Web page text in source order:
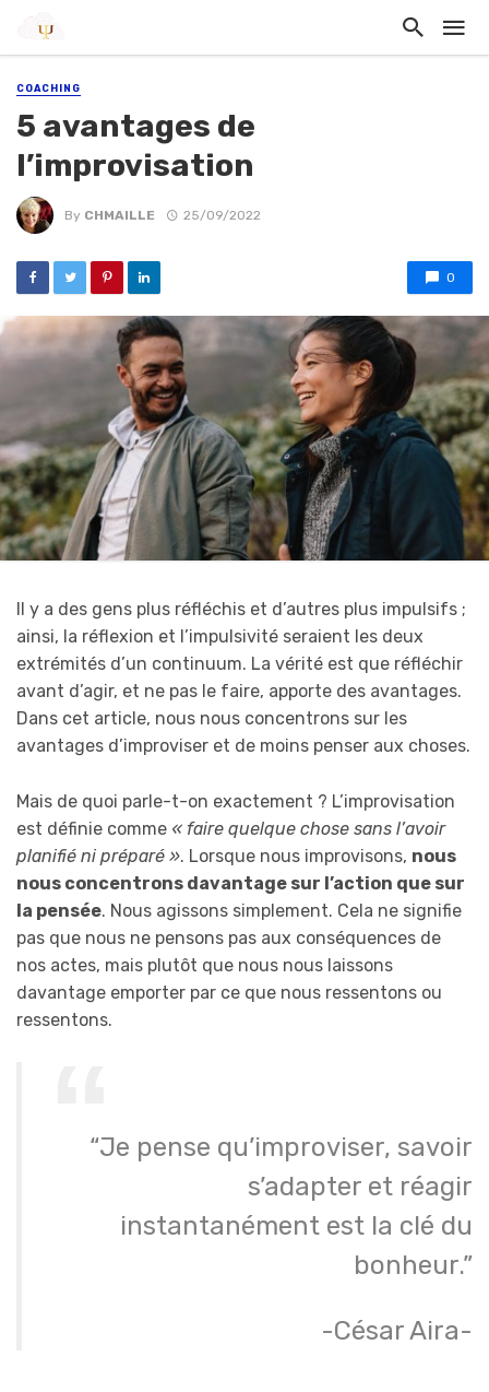
COACHING
5 avantages de
l’improvisation
By CHMAILLE 25/09/2022
0
Il y a des gens plus réfléchis et d’autres plus impulsifs ;
ainsi, la réflexion et l’impulsivité seraient les deux
extrémités d’un continuum. La vérité est que réfléchir
avant d’agir, et ne pas le faire, apporte des avantages.
Dans cet article, nous nous concentrons sur les
avantages d’improviser et de moins penser aux choses.
Mais de quoi parle-t-on exactement ? L’improvisation
est définie comme « faire quelque chose sans l’avoir
planifié ni préparé ». Lorsque nous improvisons, nous
nous concentrons davantage sur l’action que sur
la pensée. Nous agissons simplement. Cela ne signifie
pas que nous ne pensons pas aux conséquences de
nos actes, mais plutôt que nous nous laissons
davantage emporter par ce que nous ressentons ou
ressentons.
“Je pense qu’improviser, savoir
s’adapter et réagir
instantanément est la clé du
bonheur.”
-César Aira-